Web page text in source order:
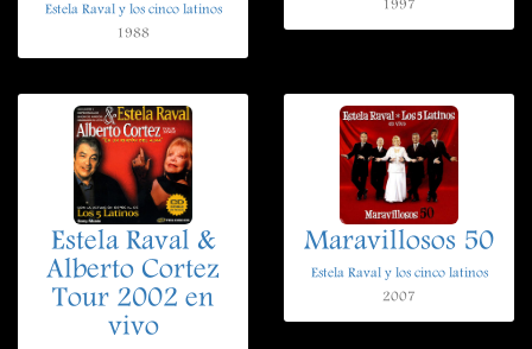
Estela Raval y los cinco latinos
1988
1997
Estela Raval &
Alberto Cortez
Tour 2002 en
vivo
Maravillosos 50
Estela Raval y los cinco latinos
2007